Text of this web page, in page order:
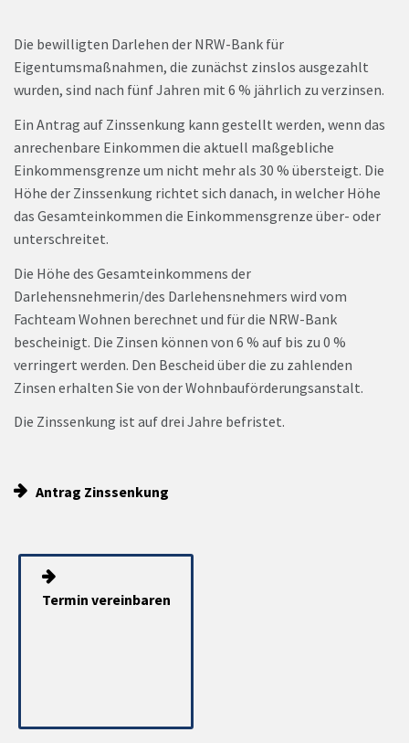
Die bewilligten Darlehen der NRW-Bank für
Eigentumsmaßnahmen, die zunächst zinslos ausgezahlt
wurden, sind nach fünf Jahren mit 6 % jährlich zu verzinsen.
Ein Antrag auf Zinssenkung kann gestellt werden, wenn das
anrechenbare Einkommen die aktuell maßgebliche
Einkommensgrenze um nicht mehr als 30 % übersteigt. Die
Höhe der Zinssenkung richtet sich danach, in welcher Höhe
das Gesamteinkommen die Einkommensgrenze über- oder
unterschreitet.
Die Höhe des Gesamteinkommens der
Darlehensnehmerin/des Darlehensnehmers wird vom
Fachteam Wohnen berechnet und für die NRW-Bank
bescheinigt. Die Zinsen können von 6 % auf bis zu 0 %
verringert werden. Den Bescheid über die zu zahlenden
Zinsen erhalten Sie von der Wohnbauförderungsanstalt.
Die Zinssenkung ist auf drei Jahre befristet.
Antrag Zinssenkung
Termin vereinbaren